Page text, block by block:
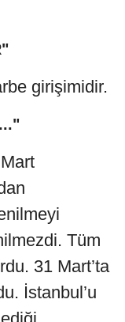
girişimidir.
Tüm
31 Mart’ta
İstanbul’u